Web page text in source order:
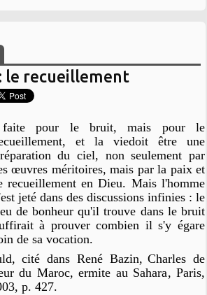
le recueillement
faite pour le bruit, mais pour le
et la viedoit être une
du ciel, non seulement par
œuvres méritoires, mais par la paix et
recueillement en Dieu. Mais l'homme
jeté dans des discussions infinies : le
de bonheur qu'il trouve dans le bruit
à prouver combien il s'y égare
de sa vocation.
cité dans René Bazin, Charles de
du Maroc, ermite au Sahara, Paris,
p. 427.